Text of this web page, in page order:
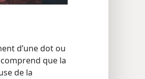
d’une dot ou
que la
de la